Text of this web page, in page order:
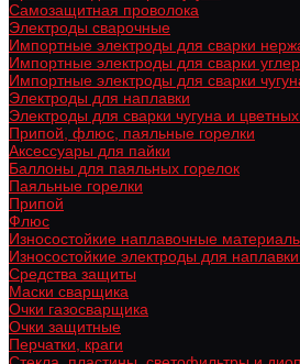
Самозащитная проволока
Электроды сварочные
Импортные электроды для сварки
Импортные электроды для сварки
Импортные электроды для сварки
Электроды для наплавки
Электроды для сварки чугуна и
Припой, флюс, паяльные горелки
Аксессуары для пайки
Баллоны для паяльных горелок
Паяльные горелки
Припой
Флюс
Износостойкие наплавочные
Износостойкие электроды для
Средства защиты
Маски сварщика
Очки газосварщика
Очки защитные
Перчатки, краги